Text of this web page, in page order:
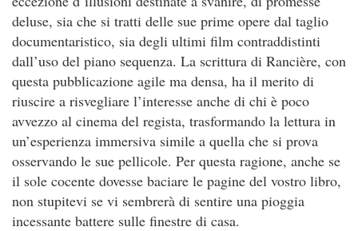
deluse, sia che si tratti delle sue prime opere dal taglio
documentaristico, sia degli ultimi film contraddistinti
dall’uso del piano sequenza. La scrittura di Rancière, con
questa pubblicazione agile ma densa, ha il merito di
riuscire a risvegliare l’interesse anche di chi è poco
avvezzo al cinema del regista, trasformando la lettura in
un’esperienza immersiva simile a quella che si prova
osservando le sue pellicole. Per questa ragione, anche se
il sole cocente dovesse baciare le pagine del vostro libro,
non stupitevi se vi sembrerà di sentire una pioggia
incessante battere sulle finestre di casa.